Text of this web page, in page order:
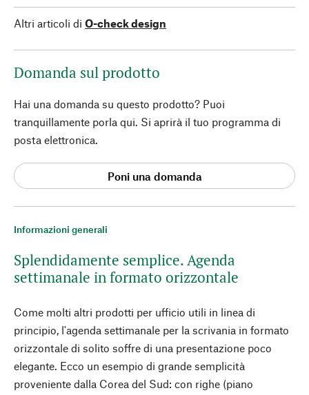
Informazioni generali
Splendidamente semplice. Agenda
settimanale in formato orizzontale
Come molti altri prodotti per ufficio utili in linea di
principio, l'agenda settimanale per la scrivania in formato
orizzontale di solito soffre di una presentazione poco
elegante. Ecco un esempio di grande semplicità
proveniente dalla Corea del Sud: con righe (piano
Altri articoli di O-check design
Domanda sul prodotto
Hai una domanda su questo prodotto? Puoi
tranquillamente porla qui. Si aprirà il tuo programma di
posta elettronica.
Poni una domanda